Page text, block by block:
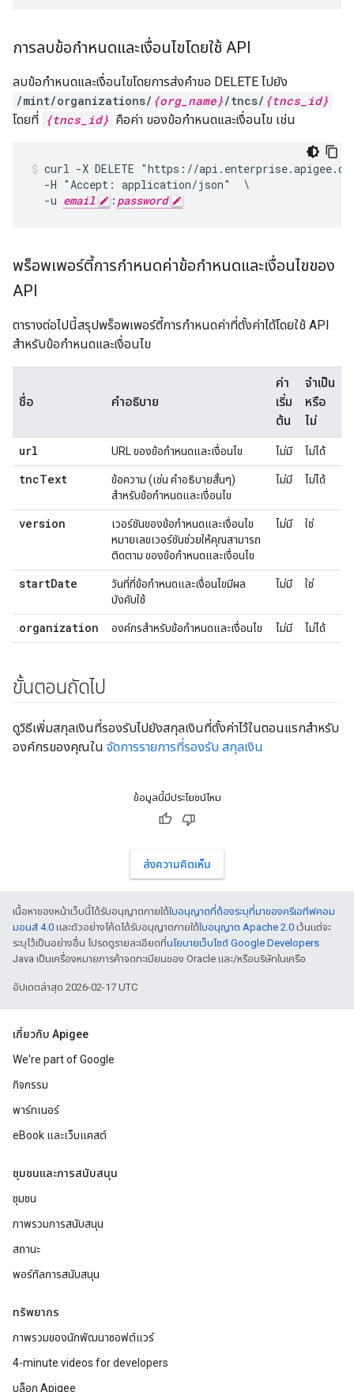
การลบข้อกำหนดและเงื่อนไขโดยใช้ API
ลบข้อกำหนดและเงื่อนไขโดยการส่งคำขอ DELETE ไปยัง
/mint/organizations/ {org_name}/tncs/ {tncs_id}
โดยที่ {tncs_id} คือค่า ของข้อกำหนดและเงื่อนไข เช่น
curl -X DELETE "https://
  -H "Accept: application/json"  \
  -u
email : password
พร็อพเพอร์ตี้การกำหนดค่าข้อกำหนดและเงื่อนไขของ
API
ตารางต่อไปนี้สรุปพร็อพเพอร์ตี้การกําหนดค่าที่ตั้งค่าได้โดยใช้ API
สําหรับข้อกําหนดและเงื่อนไข
ชื่อ คำอธิบาย
ค่า
เริ่ม
ต้น
จำเป็น
หรือ
ไม่
url
URL ของข้อกำหนดและเงื่อนไข ไม่มี ไม่ได้
tncText
ข้อความ (เช่น คำอธิบายสั้นๆ)
สำหรับข้อกำหนดและเงื่อนไข
ไม่มี ไม่ได้
version
เวอร์ชันของข้อกำหนดและเงื่อนไข
หมายเลขเวอร์ชันช่วยให้คุณสามารถ
ติดตาม ของข้อกำหนดและเงื่อนไข
ไม่มี ใช่
startDate
วันที่ที่ข้อกำหนดและเงื่อนไขมีผล
บังคับใช้
ไม่มี ใช่
organization องค์กรสำหรับข้อกำหนดและเงื่อนไข ไม่มี ไม่ได้
ขั้นตอนถัดไป
ดูวิธีเพิ่มสกุลเงินที่รองรับไปยังสกุลเงินที่ตั้งค่าไว้ในตอนแรกสำหรับ
องค์กรของคุณใน จัดการรายการที่รองรับ สกุลเงิน
ข้อมูลนี้มีประโยชน์ไหม
ส่งความคิดเห็น
เนื้อหาของหน้าเว็บนี้ได้รับอนุญาตภายใต้ใบอนุญาตที่ต้องระบุที่มาของครีเอทีฟคอม
มอนส์ 4.0 และตัวอย่างโค้ดได้รับอนุญาตภายใต้ใบอนุญาต Apache 2.0 เว้นแต่จะ
ระบุไว้เป็นอย่างอื่น โปรดดูรายละเอียดที่นโยบายเว็บไซต์ Google Developers
Java เป็นเครื่องหมายการค้าจดทะเบียนของ Oracle และ/หรือบริษัทในเครือ
อัปเดตล่าสุด 2026-02-17 UTC
เกี่ยวกับ Apigee
We're part of Google
กิจกรรม
พาร์ทเนอร์
eBook และเว็บแคสต์
ชุมชนและการสนับสนุน
ชุมชน
ภาพรวมการสนับสนุน
สถานะ
พอร์ทัลการสนับสนุน
ทรัพยากร
ภาพรวมของนักพัฒนาซอฟต์แวร์
4-minute videos for developers
บล็อก Apigee